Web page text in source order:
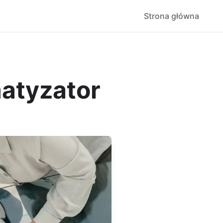
Strona główna